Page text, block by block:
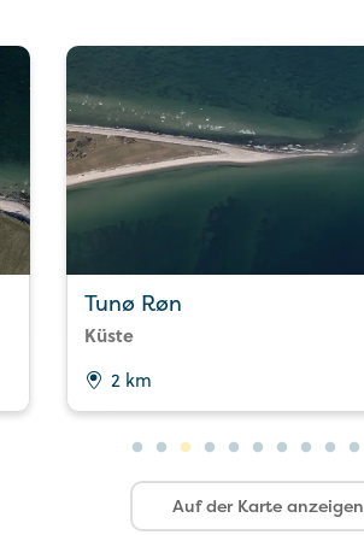
Tunø Røn
Küste
2 km
Auf der Karte anzeigen